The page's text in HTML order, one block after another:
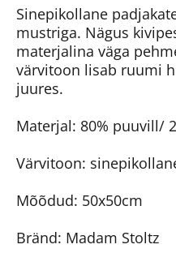
Sinepikollane
mustriga. Nägus
materjalina väga
värvitoon lisab ruumi
juures.
Materjal: 80% puuvill/
Värvitoon:
Mõõdud: 50x50cm
Bränd: Madam Stoltz